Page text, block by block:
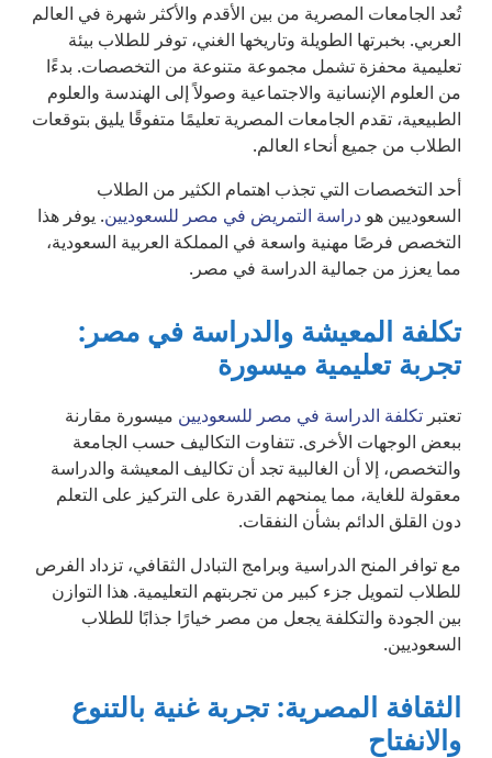
تُعد الجامعات المصرية من بين الأقدم والأكثر شهرة في العالم
العربي. بخبرتها الطويلة وتاريخها الغني، توفر للطلاب بيئة
تعليمية محفزة تشمل مجموعة متنوعة من التخصصات. بدءًا
من العلوم الإنسانية والاجتماعية وصولاً إلى الهندسة والعلوم
الطبيعية، تقدم الجامعات المصرية تعليمًا متفوقًا يليق بتوقعات
الطلاب من جميع أنحاء العالم.
أحد التخصصات التي تجذب اهتمام الكثير من الطلاب
السعوديين هو دراسة التمريض في مصر للسعوديين. يوفر هذا
التخصص فرصًا مهنية واسعة في المملكة العربية السعودية،
مما يعزز من جمالية الدراسة في مصر.
تكلفة المعيشة والدراسة في مصر:
تجربة تعليمية ميسورة
تعتبر تكلفة الدراسة في مصر للسعوديين ميسورة مقارنة
ببعض الوجهات الأخرى. تتفاوت التكاليف حسب الجامعة
والتخصص، إلا أن الغالبية تجد أن تكاليف المعيشة والدراسة
معقولة للغاية، مما يمنحهم القدرة على التركيز على التعلم
دون القلق الدائم بشأن النفقات.
مع توافر المنح الدراسية وبرامج التبادل الثقافي، تزداد الفرص
للطلاب لتمويل جزء كبير من تجربتهم التعليمية. هذا التوازن
بين الجودة والتكلفة يجعل من مصر خيارًا جذابًا للطلاب
السعوديين.
الثقافة المصرية: تجربة غنية بالتنوع
والانفتاح